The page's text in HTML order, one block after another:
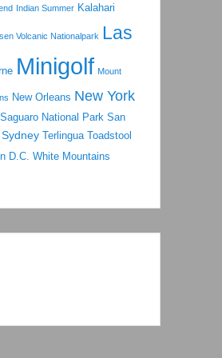
Indian Summer Kalahari
Volcanic Nationalpark Las
Minigolf Mount
New Orleans New York
Saguaro National Park San
Sydney Terlingua Toadstool
D.C. White Mountains